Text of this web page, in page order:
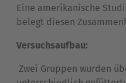
Eine amerikanische
belegt diesen
Versuchsaufbau:
Zwei Gruppen wurden